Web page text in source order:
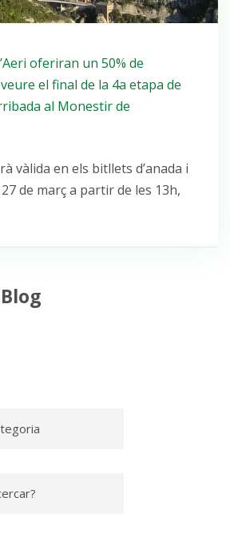
oferiran un 50% de
el final de la 4a etapa de
al Monestir de
vàlida en els bitllets d’anada i
de març a partir de les 13h,